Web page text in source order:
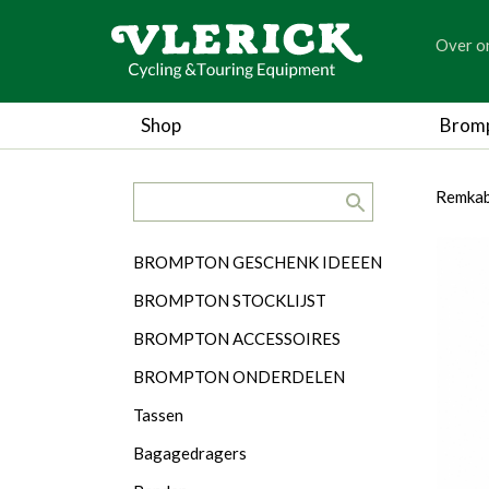
Over
Shop
Categorieën
BROMPTON GESCHENK IDEEEN
BROMPTON STOCKLIJST
BROMPTON ACCESSOIRES
BROMPTON ONDERDELEN
Tassen
Bagagedragers